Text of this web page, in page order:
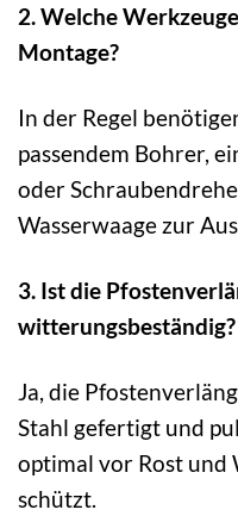
2. Welche
Montage?
In der Regel
passendem Bohrer,
oder
Wasserwaage zur
3. Ist die
witterungsbeständig?
Ja, die
Stahl gefertigt und
optimal vor Rost und
schützt.